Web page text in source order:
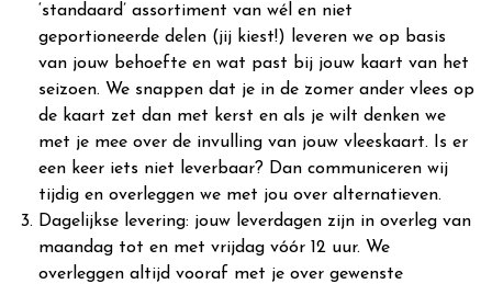
‘standaard’ assortiment van wél en niet
geportioneerde delen (jij kiest!) leveren we op basis
van jouw behoefte en wat past bij jouw kaart van het
seizoen. We snappen dat je in de zomer ander vlees op
de kaart zet dan met kerst en als je wilt denken we
met je mee over de invulling van jouw vleeskaart. Is er
een keer iets niet leverbaar? Dan communiceren wij
tijdig en overleggen we met jou over alternatieven.
Dagelijkse levering: jouw leverdagen zijn in overleg van
maandag tot en met vrijdag vóór 12 uur. We
overleggen altijd vooraf met je over gewenste